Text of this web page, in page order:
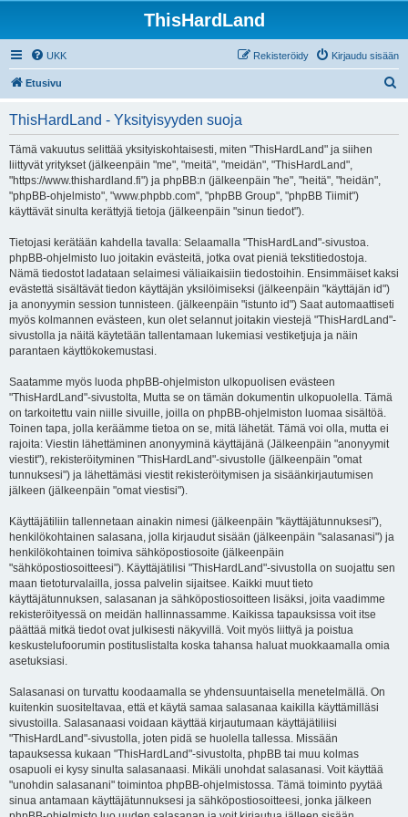
ThisHardLand
UKK Kirjaudu sisään
Rekisteröidy
Etusivu
ThisHardLand - Yksityisyyden suoja
Tämä vakuutus selittää yksityiskohtaisesti, miten "ThisHardLand" ja siihen
liittyvät yritykset (jälkeenpäin "me", "meitä", "meidän", "ThisHardLand",
"https://www.thishardland.fi") ja phpBB:n (jälkeenpäin "he", "heitä", "heidän",
"phpBB-ohjelmisto", "www.phpbb.com", "phpBB Group", "phpBB Tiimit")
käyttävät sinulta kerättyjä tietoja (jälkeenpäin "sinun tiedot").
Tietojasi kerätään kahdella tavalla: Selaamalla "ThisHardLand"-sivustoa.
phpBB-ohjelmisto luo joitakin evästeitä, jotka ovat pieniä tekstitiedostoja.
Nämä tiedostot ladataan selaimesi väliaikaisiin tiedostoihin. Ensimmäiset kaksi
evästettä sisältävät tiedon käyttäjän yksilöimiseksi (jälkeenpäin "käyttäjän id")
ja anonyymin session tunnisteen. (jälkeenpäin "istunto id") Saat automaattiseti
myös kolmannen evästeen, kun olet selannut joitakin viestejä "ThisHardLand"-
sivustolla ja näitä käytetään tallentamaan lukemiasi vestiketjuja ja näin
parantaen käyttökokemustasi.
Saatamme myös luoda phpBB-ohjelmiston ulkopuolisen evästeen
"ThisHardLand"-sivustolta, Mutta se on tämän dokumentin ulkopuolella. Tämä
on tarkoitettu vain niille sivuille, joilla on phpBB-ohjelmiston luomaa sisältöä.
Toinen tapa, jolla keräämme tietoa on se, mitä lähetät. Tämä voi olla, mutta ei
rajoita: Viestin lähettäminen anonyyminä käyttäjänä (Jälkeenpäin "anonyymit
viestit"), rekisteröityminen "ThisHardLand"-sivustolle (jälkeenpäin "omat
tunnuksesi") ja lähettämäsi viestit rekisteröitymisen ja sisäänkirjautumisen
jälkeen (jälkeenpäin "omat viestisi").
Käyttäjätiliin tallennetaan ainakin nimesi (jälkeenpäin "käyttäjätunnuksesi"),
henkilökohtainen salasana, jolla kirjaudut sisään (jälkeenpäin "salasanasi") ja
henkilökohtainen toimiva sähköpostiosoite (jälkeenpäin
"sähköpostiosoitteesi"). Käyttäjätilisi "ThisHardLand"-sivustolla on suojattu sen
maan tietoturvalailla, jossa palvelin sijaitsee. Kaikki muut tieto
käyttäjätunnuksen, salasanan ja sähköpostiosoitteen lisäksi, joita vaadimme
rekisteröityessä on meidän hallinnassamme. Kaikissa tapauksissa voit itse
päättää mitkä tiedot ovat julkisesti näkyvillä. Voit myös liittyä ja poistua
keskustelufoorumin postituslistalta koska tahansa haluat muokkaamalla omia
asetuksiasi.
Salasanasi on turvattu koodaamalla se yhdensuuntaisella menetelmällä. On
kuitenkin suositeltavaa, että et käytä samaa salasanaa kaikilla käyttämilläsi
sivustoilla. Salasanaasi voidaan käyttää kirjautumaan käyttäjätiliisi
"ThisHardLand"-sivustolla, joten pidä se huolella tallessa. Missään
tapauksessa kukaan "ThisHardLand"-sivustolta, phpBB tai muu kolmas
osapuoli ei kysy sinulta salasanaasi. Mikäli unohdat salasanasi. Voit käyttää
"unohdin salasanani" toimintoa phpBB-ohjelmistossa. Tämä toiminto pyytää
sinua antamaan käyttäjätunnuksesi ja sähköpostiosoitteesi, jonka jälkeen